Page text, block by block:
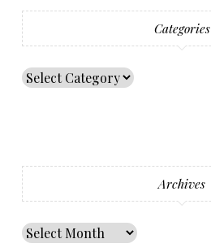
Categories
Archives